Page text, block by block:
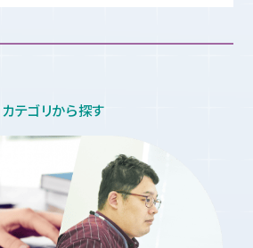
カテゴリから探す